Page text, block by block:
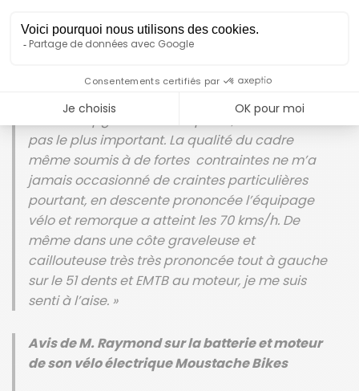
exigeants.
« Certes, ce n’est plus un trail 8 mais plutôt un 10
avec les upgrades mis en place, mais ce n’est
pas le plus important. La qualité du cadre
même soumis à de fortes contraintes ne m’a
jamais occasionné de craintes particulières
pourtant, en descente prononcée l’équipage
vélo et remorque a atteint les 70 kms/h. De
même dans une côte graveleuse et
caillouteuse très très prononcée tout à gauche
sur le 51 dents et EMTB au moteur, je me suis
senti à l’aise. »
Avis de M. Raymond sur la batterie et moteur
de son vélo électrique Moustache Bikes